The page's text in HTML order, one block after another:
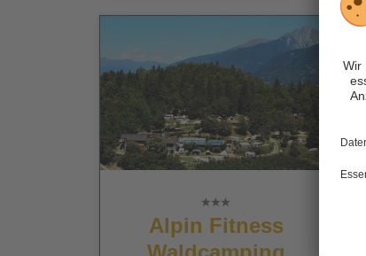
Alpin Fitness